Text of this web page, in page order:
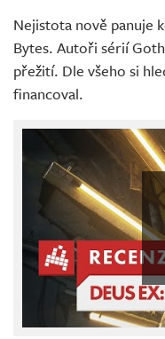
Nejistota nově panuje
Bytes. Autoři sérií
přežití. Dle všeho si
financoval.